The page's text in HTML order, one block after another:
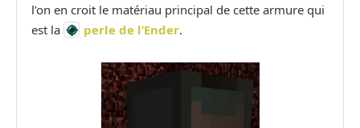
l’on en croit le matériau principal de cette armure qui
est la
perle de l’Ender.